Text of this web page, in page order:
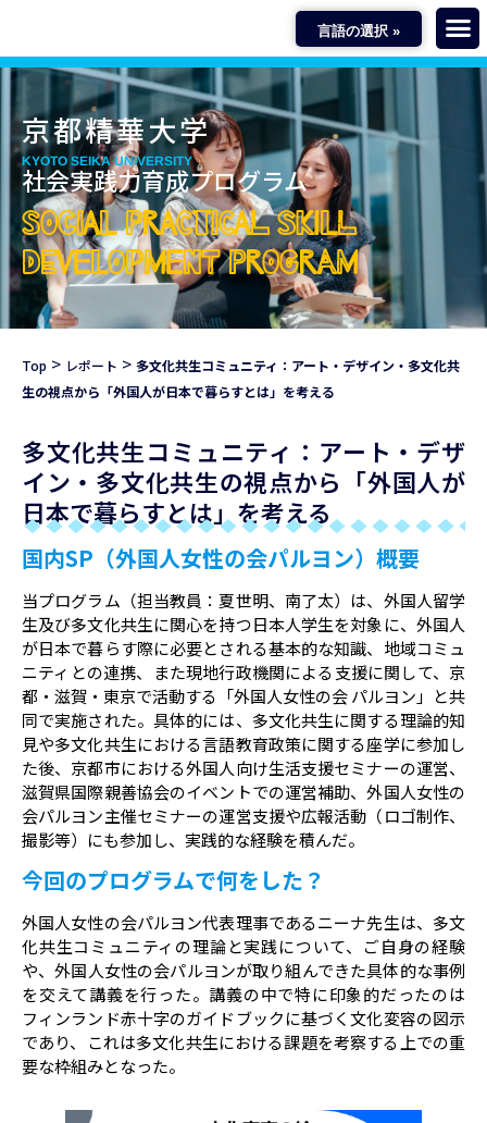
京都精華大学
KYOTO SEIKA UNIVERSITY
社会実践力育成プログラム
SOCIAL PRACTICAL SKILL
DEVELOPMENT PROGRAM
Top > レポート > 多文化共生コミュニティ：アート・デザイン・多文化共
生の視点から「外国人が日本で暮らすとは」を考える
多文化共生コミュニティ：アート・デザ
イン・多文化共生の視点から「外国人が
日本で暮らすとは」を考える
国内SP（外国人女性の会パルヨン）概要
当プログラム（担当教員：夏世明、南了太）は、外国人留学
生及び多文化共生に関心を持つ日本人学生を対象に、外国人
が日本で暮らす際に必要とされる基本的な知識、地域コミュ
ニティとの連携、また現地行政機関による支援に関して、京
都・滋賀・東京で活動する「外国人女性の会 パルヨン」と共
同で実施された。具体的には、多文化共生に関する理論的知
見や多文化共生における言語教育政策に関する座学に参加し
た後、京都市における外国人向け生活支援セミナーの運営、
滋賀県国際親善協会のイベントでの運営補助、外国人女性の
会パルヨン主催セミナーの運営支援や広報活動（ロゴ制作、
撮影等）にも参加し、実践的な経験を積んだ。
今回のプログラムで何をした？
外国人女性の会パルヨン代表理事であるニーナ先生は、多文
化共生コミュニティの理論と実践について、ご自身の経験
や、外国人女性の会パルヨンが取り組んできた具体的な事例
を交えて講義を行った。講義の中で特に印象的だったのは
フィンランド赤十字のガイドブックに基づく文化変容の図示
であり、これは多文化共生における課題を考察する上での重
要な枠組みとなった。
言語の選択 »